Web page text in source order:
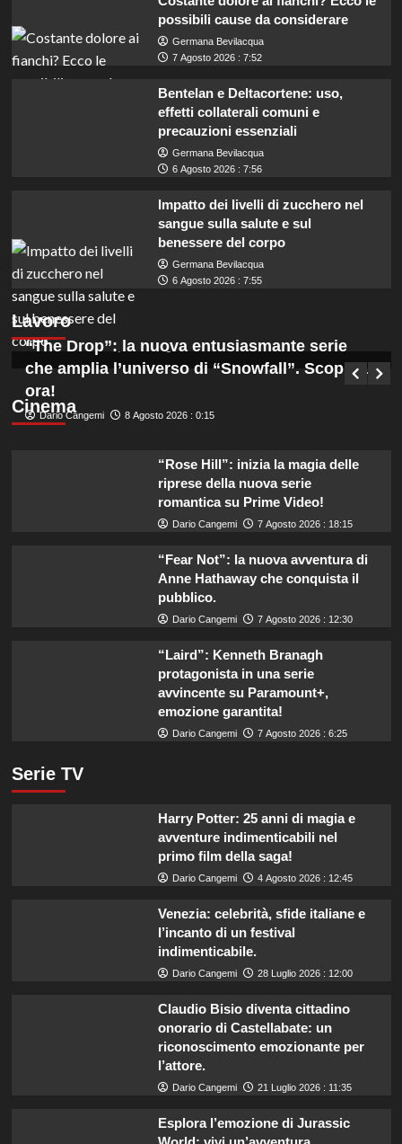
possibili cause da considerare
Germana Bevilacqua
7 Agosto 2026 : 7:52
Bentelan e Deltacortene: uso,
effetti collaterali comuni e
precauzioni essenziali
Germana Bevilacqua
6 Agosto 2026 : 7:56
Impatto dei livelli di zucchero nel
sangue sulla salute e sul
benessere del corpo
Germana Bevilacqua
6 Agosto 2026 : 7:55
Lavoro
ARPAL Puglia cerca operatori con scuola
dell’obbligo per Archivio Notarile: opportunità
da non perdere!
Germana Bevilacqua 8 Agosto 2026 : 1:00
Cinema
“The Drop”: la nuova entusiasmante serie
che amplia l’universo di “Snowfall”. Scoprila
ora!
Dario Cangemi 8 Agosto 2026 : 0:15
“Rose Hill”: inizia la magia delle
riprese della nuova serie
romantica su Prime Video!
Dario Cangemi 7 Agosto 2026 : 18:15
“Fear Not”: la nuova avventura di
Anne Hathaway che conquista il
pubblico.
Dario Cangemi 7 Agosto 2026 : 12:30
“Laird”: Kenneth Branagh
protagonista in una serie
avvincente su Paramount+,
emozione garantita!
Dario Cangemi 7 Agosto 2026 : 6:25
Serie TV
Harry Potter: 25 anni di magia e
avventure indimenticabili nel
primo film della saga!
Dario Cangemi 4 Agosto 2026 : 12:45
Venezia: celebrità, sfide italiane e
l’incanto di un festival
indimenticabile.
Dario Cangemi 28 Luglio 2026 : 12:00
Claudio Bisio diventa cittadino
onorario di Castellabate: un
riconoscimento emozionante per
l’attore.
Dario Cangemi 21 Luglio 2026 : 11:35
Esplora l’emozione di Jurassic